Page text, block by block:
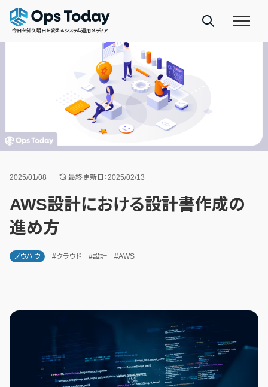
今日を知り、明日を変えるシステム運用メディア
2025/01/08 最終更新日：2025/02/13
AWS設計における設計書作成の
進め方
ノウハウ #クラウド #設計 #AWS